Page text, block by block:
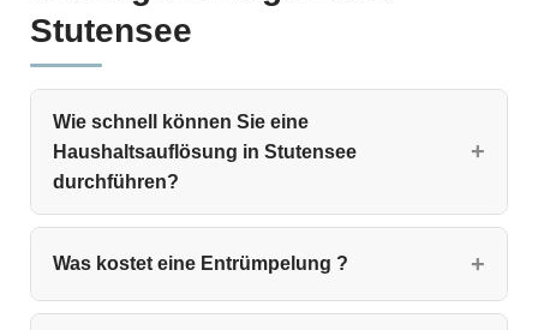
Stutensee
Wie schnell können Sie eine
Haushaltsauflösung in Stutensee
durchführen?
Was kostet eine Entrümpelung ?